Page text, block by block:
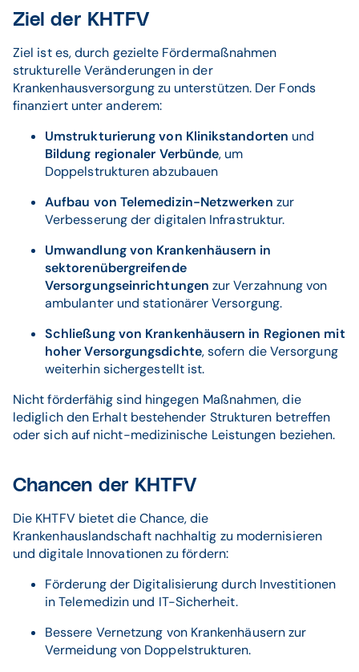
Ziel der KHTFV
Ziel ist es, durch gezielte Fördermaßnahmen
strukturelle Veränderungen in der
Krankenhausversorgung zu unterstützen. Der Fonds
finanziert unter anderem:
Umstrukturierung von Klinikstandorten und
Bildung regionaler Verbünde, um
Doppelstrukturen abzubauen
Aufbau von Telemedizin-Netzwerken zur
Verbesserung der digitalen Infrastruktur.
Umwandlung von Krankenhäusern in
sektorenübergreifende
Versorgungseinrichtungen zur Verzahnung von
ambulanter und stationärer Versorgung.
Schließung von Krankenhäusern in Regionen mit
hoher Versorgungsdichte, sofern die Versorgung
weiterhin sichergestellt ist.
Nicht förderfähig sind hingegen Maßnahmen, die
lediglich den Erhalt bestehender Strukturen betreffen
oder sich auf nicht-medizinische Leistungen beziehen.
Chancen der KHTFV
Die KHTFV bietet die Chance, die
Krankenhauslandschaft nachhaltig zu modernisieren
und digitale Innovationen zu fördern:
Förderung der Digitalisierung durch Investitionen
in Telemedizin und IT-Sicherheit.
Bessere Vernetzung von Krankenhäusern zur
Vermeidung von Doppelstrukturen.